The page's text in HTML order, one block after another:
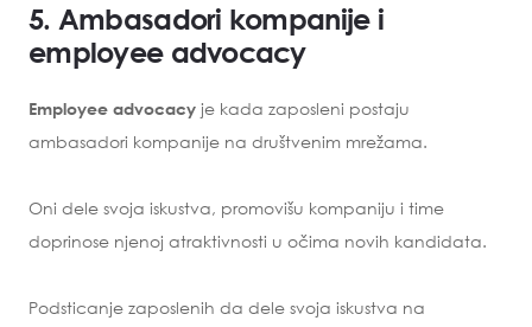
5. Ambasadori kompanije i
employee advocacy
Employee advocacy je kada zaposleni postaju
ambasadori kompanije na društvenim mrežama.
Oni dele svoja iskustva, promovišu kompaniju i time
doprinose njenoj atraktivnosti u očima novih kandidata.
Podsticanje zaposlenih da dele svoja iskustva na